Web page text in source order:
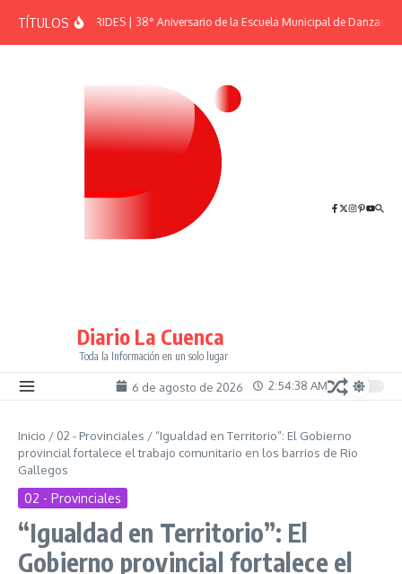
TÍTULOSEFEMÉRIDES | 38° Aniversario de la Escuela Municipal de Danzas “El
Diario La Cuenca
Toda la Información en un solo lugar
6 de agosto de 2026 2:54:38 AM
Inicio / 02 - Provinciales / “Igualdad en Territorio”: El Gobierno
provincial fortalece el trabajo comunitario en los barrios de Rio
Gallegos
02 - Provinciales
“Igualdad en Territorio”: El
Gobierno provincial fortalece el